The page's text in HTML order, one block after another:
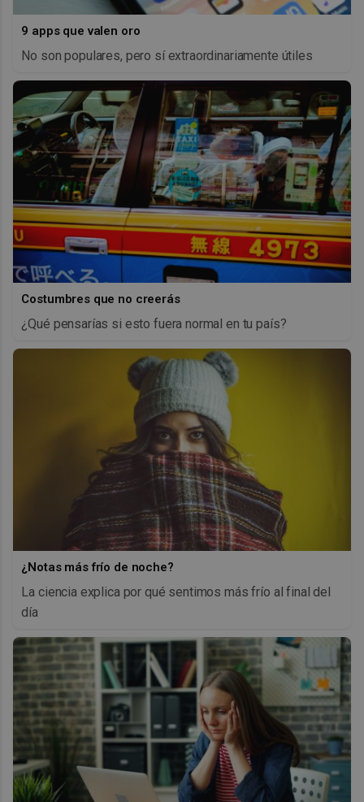
9 apps que valen oro
No son populares, pero sí extraordinariamente útiles
Costumbres que no creerás
¿Qué pensarías si esto fuera normal en tu país?
¿Notas más frío de noche?
La ciencia explica por qué sentimos más frío al final del
día